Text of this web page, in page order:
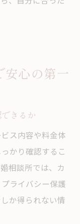
安心の第一
きるか
ス内容や料金体
かり確認するこ
相談所では、カ
ライバシー保護
か得られない情